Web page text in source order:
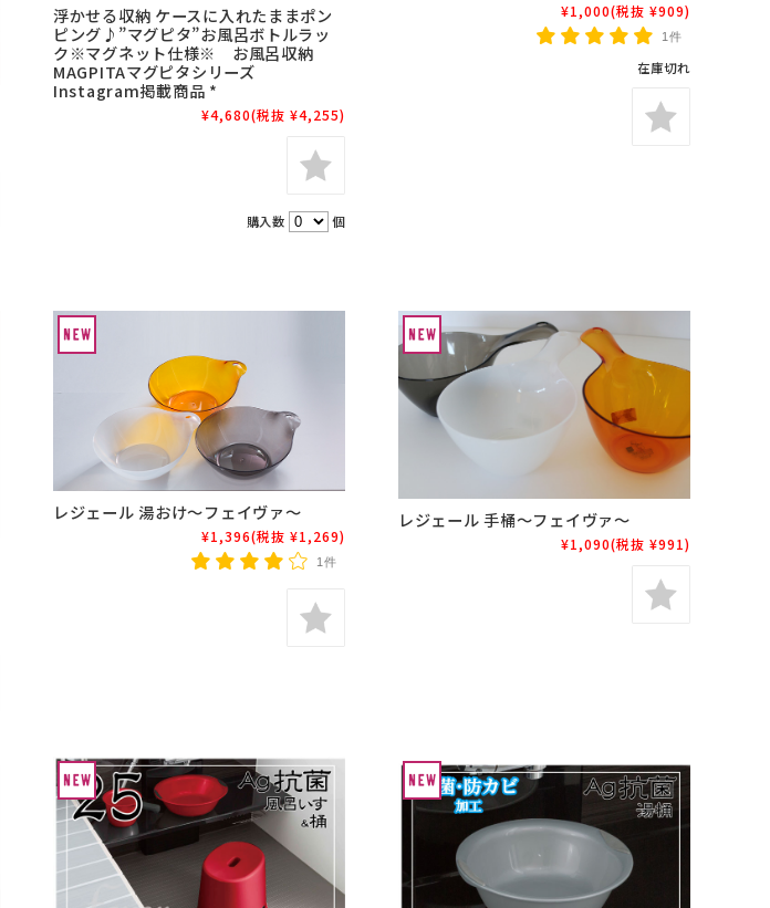
浮かせる収納 ケースに入れたままポン
ピング♪”マグピタ”お風呂ボトルラッ
ク※マグネット仕様※ お風呂収納
MAGPITAマグピタシリーズ
Instagram掲載商品 *
¥4,680(税抜 ¥4,255)
購入数 個
¥1,000(税抜 ¥909)
1件
在庫切れ
レジェール 湯おけ～フェイヴァ～
¥1,396(税抜 ¥1,269)
1件
レジェール 手桶～フェイヴァ～
¥1,090(税抜 ¥991)